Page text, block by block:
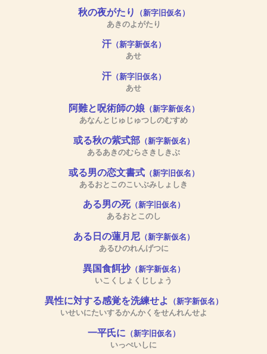
秋の夜がたり （新字旧仮名）
あきのよがたり
汗（新字新仮名）
あせ
汗（新字旧仮名）
あせ
阿難と呪術師の娘（新字新仮名）
あなんとじゅじゅつしのむすめ
或る秋の紫式部（新字新仮名）
あるあきのむらさきしきぶ
或る男の恋文書式（新字旧仮名）
あるおとこのこいぶみしょしき
ある男の死（新字旧仮名）
あるおとこのし
ある日の蓮月尼（新字新仮名）
あるひのれんげつに
異国食餌抄（新字新仮名）
いこくしょくじしょう
異性に対する感覚を洗練せよ （新字新仮名）
いせいにたいするかんかくをせんれんせよ
一平氏に （新字旧仮名）
いっぺいしに